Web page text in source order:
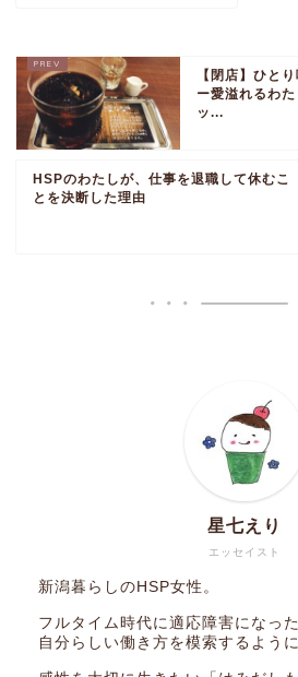
【閉店】ひと
ー愛溢れるわ
ッ...
HSPのわたしが、仕事を退職して休むこ
とを決断した理由
エッセイスト
星七えり
新潟暮らしのHSP女性。
フルタイム時代に適応障害になっ
自分らしい働き方を模索するように